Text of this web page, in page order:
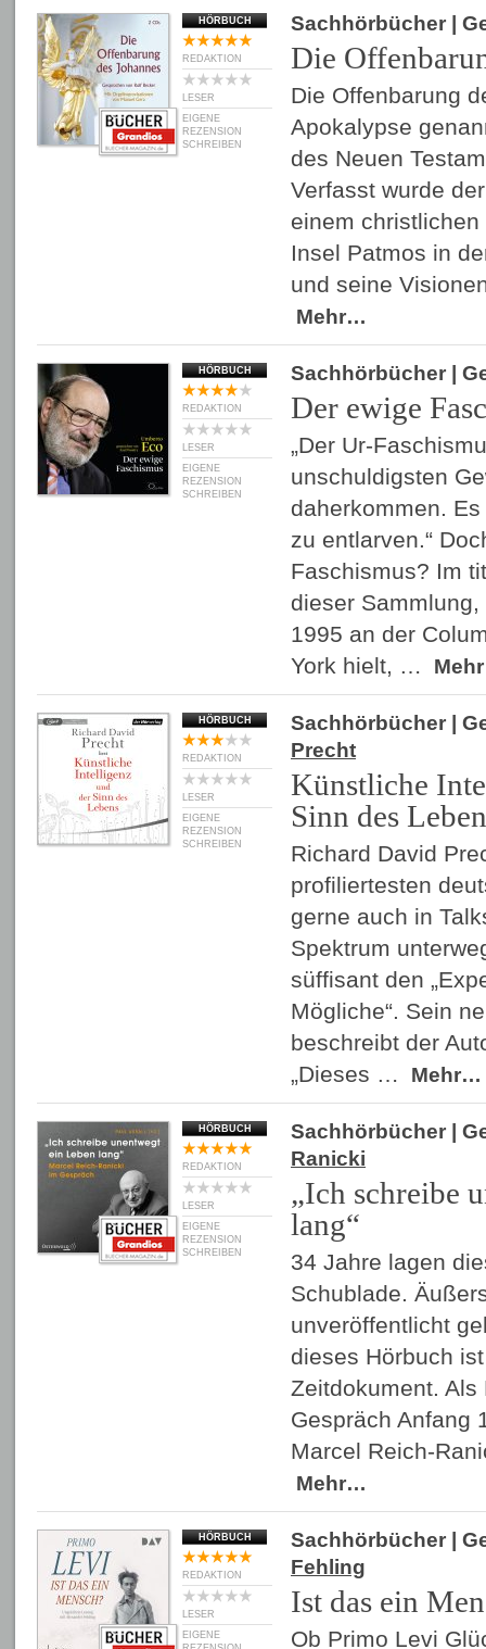
HÖRBUCH
REDAKTION
LESER
EIGENE
REZENSION
SCHREIBEN
Sachhörbücher |
Die
Die Offenbarung
Apokalypse
des Neuen
Verfasst wurde
einem
Insel Patmos in
und seine
Mehr…
HÖRBUCH
REDAKTION
LESER
EIGENE
REZENSION
SCHREIBEN
Sachhörbücher |
Der ewige
„Der Ur-
unschuldigsten
daherkommen.
zu entlarven.“
Faschismus? Im
dieser
1995 an der
York hielt, …
HÖRBUCH
REDAKTION
LESER
EIGENE
REZENSION
SCHREIBEN
Sachhörbücher |
Precht
Künstliche
Sinn des
Richard David
profiliertesten
gerne auch in
Spektrum
süffisant den
Mögliche“. Sein
beschreibt der
„Dieses …
Mehr…
HÖRBUCH
REDAKTION
LESER
EIGENE
REZENSION
SCHREIBEN
Sachhörbücher |
Ranicki
„Ich schreibe
lang“
34 Jahre lagen
Schublade.
unveröffentlicht
dieses Hörbuch
Zeitdokument. Als
Gespräch Anfang
Marcel Reich-
Mehr…
HÖRBUCH
REDAKTION
LESER
EIGENE
Sachhörbücher |
Fehling
Ist das ein
Ob Primo Levi